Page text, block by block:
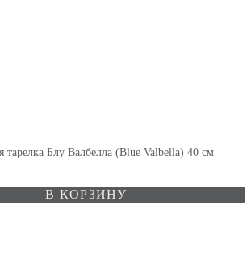
тарелка Блу Валбелла (Blue Valbella) 40 см
В КОРЗИНУ